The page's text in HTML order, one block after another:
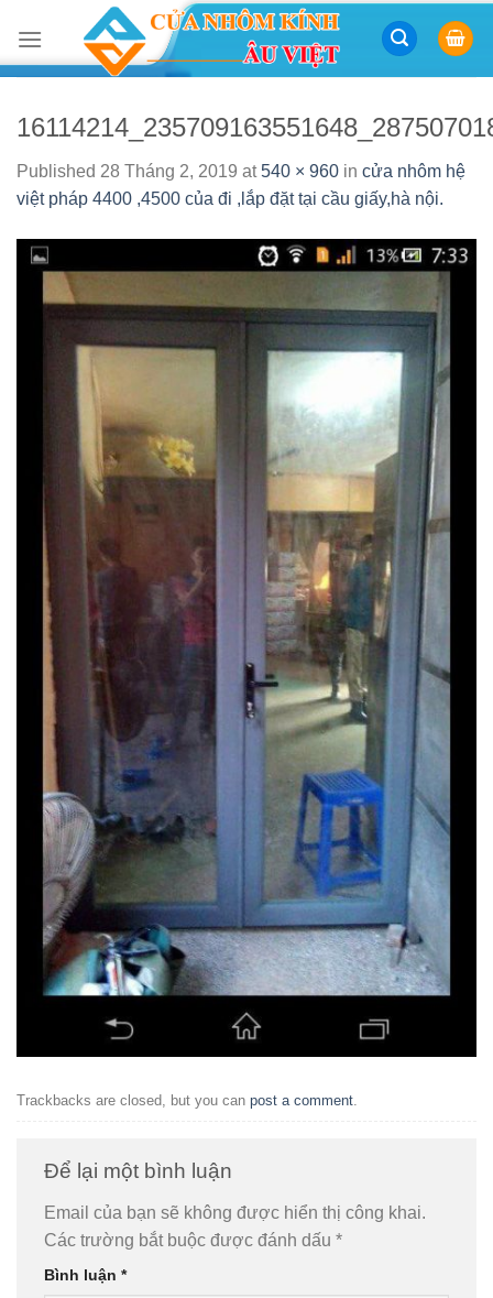
content
Published 28 Tháng 2, 2019 at540 × 960 in cửa nhôm hệ
việt pháp 4400 ,4500 của đi ,lắp đặt tại cầu giấy,hà nội.
Trackbacks are closed, but you can post a comment.
Để lại một bình luận
Email của bạn sẽ không được hiển thị công khai.
Các trường bắt buộc được đánh dấu *
Bình luận *